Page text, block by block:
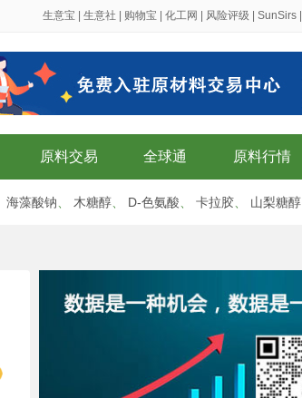
生意宝 生意社 购物宝 化工网 风险评级 SunSirs
原料交易 全球通 原料行情
海藻酸钠 木糖醇 D-色氨酸 卡拉胶 山梨糖醇